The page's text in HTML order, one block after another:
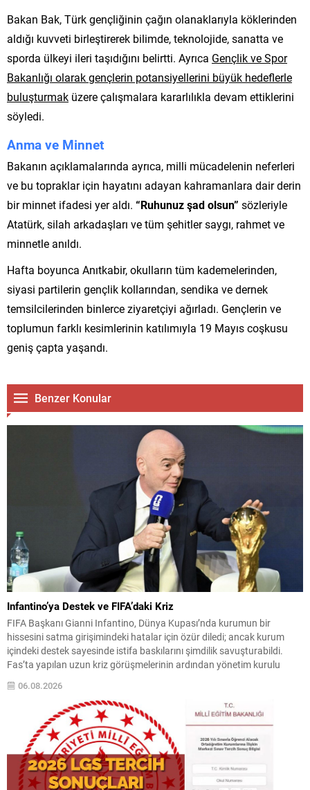
Bakan Bak, Türk gençliğinin çağın olanaklarıyla köklerinden
aldığı kuvveti birleştirerek bilimde, teknolojide, sanatta ve
sporda ülkeyi ileri taşıdığını belirtti. Ayrıca Gençlik ve Spor
Bakanlığı olarak gençlerin potansiyellerini büyük hedeflerle
buluşturmak üzere çalışmalara kararlılıkla devam ettiklerini
söyledi.
Anma ve Minnet
Bakanın açıklamalarında ayrıca, milli mücadelenin neferleri
ve bu topraklar için hayatını adayan kahramanlara dair derin
bir minnet ifadesi yer aldı. “Ruhunuz şad olsun” sözleriyle
Atatürk, silah arkadaşları ve tüm şehitler saygı, rahmet ve
minnetle anıldı.
Hafta boyunca Anıtkabir, okulların tüm kademelerinden,
siyasi partilerin gençlik kollarından, sendika ve dernek
temsilcilerinden binlerce ziyaretçiyi ağırladı. Gençlerin ve
toplumun farklı kesimlerinin katılımıyla 19 Mayıs coşkusu
geniş çapta yaşandı.
Benzer Konular
Infantino’ya Destek ve FIFA’daki Kriz
FIFA Başkanı Gianni Infantino, Dünya Kupası’nda kurumun bir
hissesini satma girişimindeki hatalar için özür diledi; ancak kurum
içindeki destek sayesinde istifa baskılarını şimdilik savuşturabildi.
Fas’ta yapılan uzun kriz görüşmelerinin ardından yönetim kurulu
ulusal federasyonlara verilen teşvik tekliflerinin ortaya çıkışı, yoğun
06.08.2026